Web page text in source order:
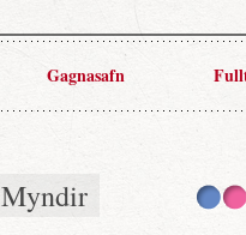
Gagnasafn
Myndir